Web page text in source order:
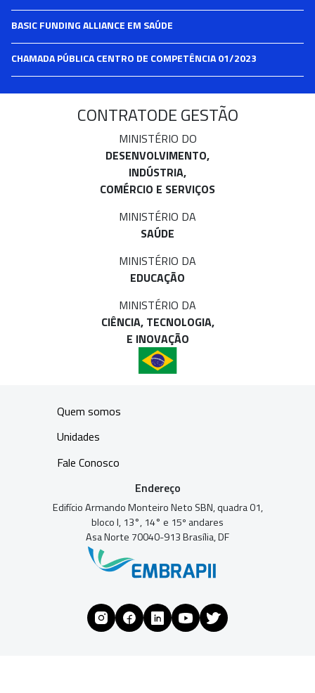
BASIC FUNDING ALLIANCE EM SAÚDE
CHAMADA PÚBLICA CENTRO DE COMPETÊNCIA 01/2023
CONTRATODE GESTÃO
MINISTÉRIO DO
DESENVOLVIMENTO,
INDÚSTRIA,
COMÉRCIO E SERVIÇOS
MINISTÉRIO DA
SAÚDE
MINISTÉRIO DA
EDUCAÇÃO
MINISTÉRIO DA
CIÊNCIA, TECNOLOGIA,
E INOVAÇÃO
Quem somos
Unidades
Fale Conosco
Endereço
Edifício Armando Monteiro Neto SBN, quadra 01,
bloco I, 13°, 14° e 15º andares
Asa Norte 70040-913 Brasília, DF